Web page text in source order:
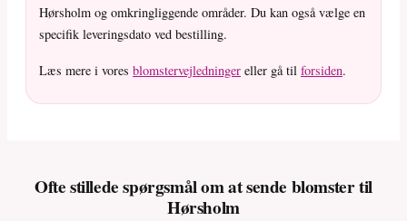
Hørsholm og omkringliggende områder. Du kan også vælge en
specifik leveringsdato ved bestilling.
Læs mere i vores blomstervejledninger eller gå til forsiden.
Ofte stillede spørgsmål om at sende blomster til
Hørsholm